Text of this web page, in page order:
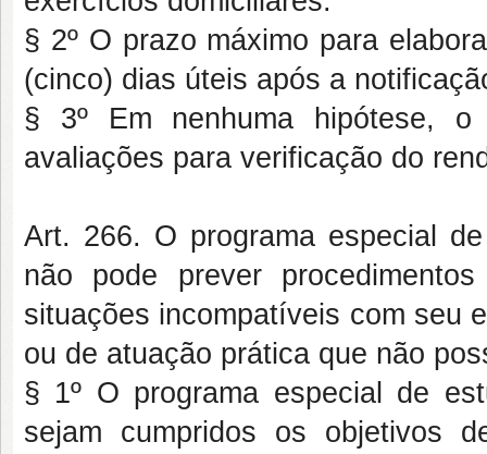
§ 2º O prazo máximo para
(cinco) dias úteis após a
§ 3º Em nenhuma hipótese,
avaliações para verificação do
Art. 266. O programa especial
não pode prever
situações incompatíveis com seu
ou de atuação prática que não
§ 1º O programa especial de
sejam cumpridos os objetivos